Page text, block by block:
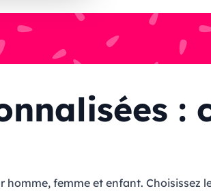
:
femme et enfant. Choisissez